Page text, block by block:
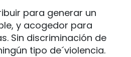
para generar un
y acogedor para
Sin discriminación de
tipo de´violencia.